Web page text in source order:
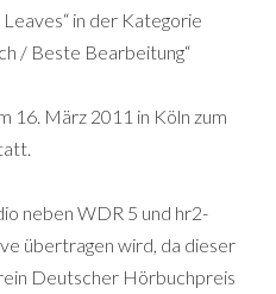
in der Kategorie
/ Beste Bearbeitung“
16. März 2011 in Köln zum
neben WDR 5 und hr2-
übertragen wird, da dieser
Deutscher Hörbuchpreis